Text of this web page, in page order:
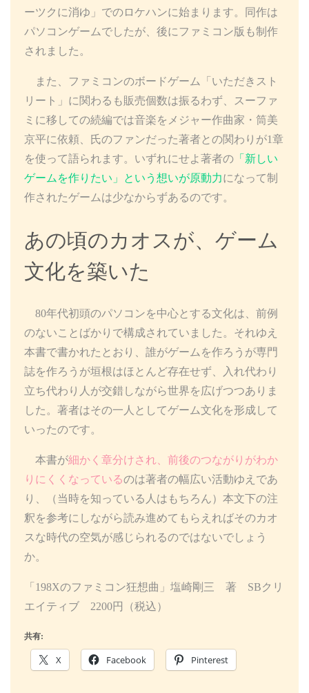
ーツクに消ゆ」でのロケハンに始まります。同作は
パソコンゲームでしたが、後にファミコン版も制作
されました。
また、ファミコンのボードゲーム「いただきスト
リート」に関わるも販売個数は振るわず、スーファ
ミに移しての続編では音楽をメジャー作曲家・筒美
京平に依頼、氏のファンだった著者との関わりが1章
を使って語られます。いずれにせよ著者の 「新しい
ゲームを作りたい」という想いが原動力になって制
作されたゲームは少なからずあるのです。
あの頃のカオスが、ゲーム
文化を築いた
80年代初頭のパソコンを中心とする文化は、前例
のないことばかりで構成されていました。それゆえ
本書で書かれたとおり、誰がゲームを作ろうが専門
誌を作ろうが垣根はほとんど存在せず、入れ代わり
立ち代わり人が交錯しながら世界を広げつつありま
した。著者はその一人としてゲーム文化を形成して
いったのです。
本書が細かく章分けされ、前後のつながりがわか
りにくくなっているのは著者の幅広い活動ゆえであ
り、（当時を知っている人はもちろん）本文下の注
釈を参考にしながら読み進めてもらえればそのカオ
スな時代の空気が感じられるのではないでしょう
か。
「198Xのファミコン狂想曲」塩崎剛三 著 SBクリ
エイティブ 2200円（税込）
共有:
X Facebook Pinterest